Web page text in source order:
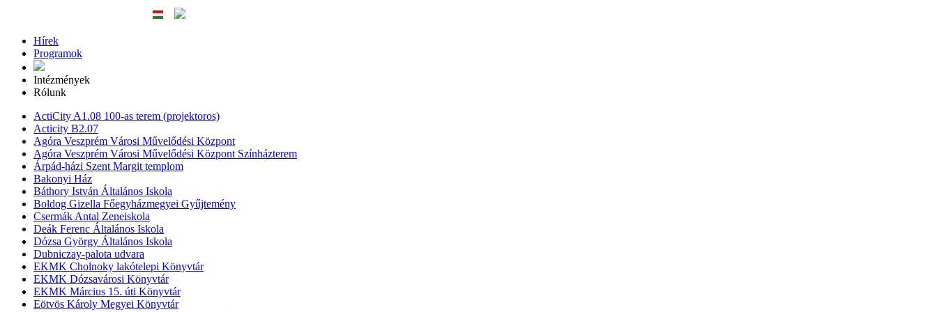
Hírek
Programok
Intézmények
Rólunk
ActiCity A1.08 100-as terem (projektoros)
Acticity B2.07
Agóra Veszprém Városi Művelődési Központ
Agóra Veszprém Városi Művelődési Központ Színházterem
Árpád-házi Szent Margit templom
Bakonyi Ház
Báthory István Általános Iskola
Boldog Gizella Főegyházmegyei Gyűjtemény
Csermák Antal Zeneiskola
Deák Ferenc Általános Iskola
Dózsa György Általános Iskola
Dubniczay-palota udvara
EKMK Cholnoky lakótelepi Könyvtár
EKMK Dózsavárosi Könyvtár
EKMK Március 15. úti Könyvtár
Eötvös Károly Megyei Könyvtár